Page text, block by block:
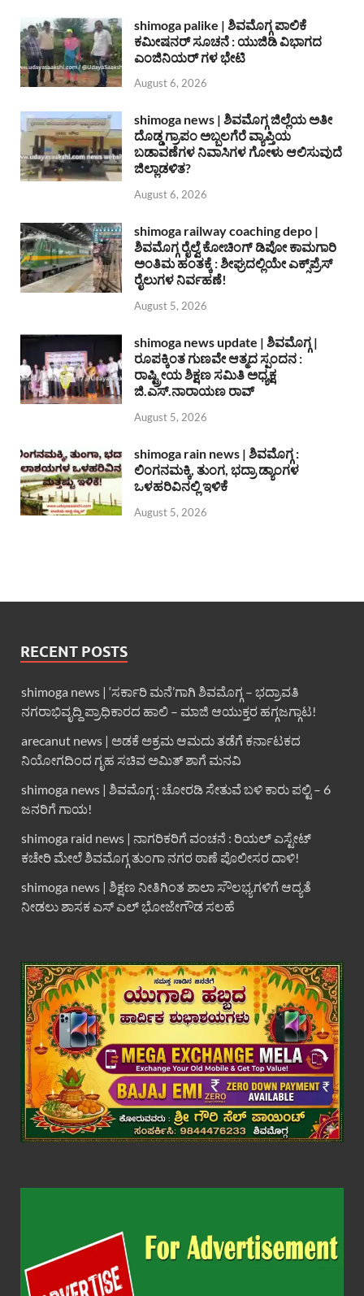
shimoga palike | ಶಿವಮೊಗ್ಗ ಪಾಲಿಕೆ
ಕಮೀಷನರ್ ಸೂಚನೆ : ಯುಜಿಡಿ ವಿಭಾಗದ
ಎಂಜಿನಿಯರ್ ಗಳ ಭೇಟಿ
August 6, 2026
shimoga news | ಶಿವಮೊಗ್ಗ ಜಿಲ್ಲೆಯ ಅತೀ
ದೊಡ್ಡ ಗ್ರಾಪಂ ಅಬ್ಬಲಗೆರೆ ವ್ಯಾಪ್ತಿಯ
ಬಡಾವಣೆಗಳ ನಿವಾಸಿಗಳ ಗೋಳು ಆಲಿಸುವುದೆ
ಜಿಲ್ಲಾಡಳಿತ?
August 6, 2026
shimoga railway coaching depo |
ಶಿವಮೊಗ್ಗ ರೈಲ್ವೆ ಕೋಚಿಂಗ್ ಡಿಪೋ ಕಾಮಗಾರಿ
ಅಂತಿಮ ಹಂತಕ್ಕೆ : ಶೀಘ್ರದಲ್ಲಿಯೇ ಎಕ್ಸ್‌ಪ್ರೆಸ್
ರೈಲುಗಳ ನಿರ್ವಹಣೆ!
August 5, 2026
shimoga news update | ಶಿವಮೊಗ್ಗ |
ರೂಪಕ್ಕಿಂತ ಗುಣವೇ ಆತ್ಮದ ಸ್ಪಂದನ :
ರಾಷ್ಟ್ರೀಯ ಶಿಕ್ಷಣ ಸಮಿತಿ ಅಧ್ಯಕ್ಷ
ಜಿ.ಎಸ್.ನಾರಾಯಣ ರಾವ್
August 5, 2026
shimoga rain news | ಶಿವಮೊಗ್ಗ :
ಲಿಂಗನಮಕ್ಕಿ, ತುಂಗ, ಭದ್ರಾ ಡ್ಯಾಂಗಳ
ಒಳಹರಿವಿನಲ್ಲಿ ಇಳಿಕೆ
August 5, 2026
RECENT POSTS
shimoga news | ‘ಸರ್ಕಾರಿ ಮನೆ’ಗಾಗಿ ಶಿವಮೊಗ್ಗ – ಭದ್ರಾವತಿ
ನಗರಾಭಿವೃದ್ದಿ ಪ್ರಾಧಿಕಾರದ ಹಾಲಿ – ಮಾಜಿ ಆಯುಕ್ತರ ಹಗ್ಗಜಗ್ಗಾಟ!
arecanut news | ಅಡಕೆ ಅಕ್ರಮ ಆಮದು ತಡೆಗೆ ಕರ್ನಾಟಕದ
ನಿಯೋಗದಿಂದ ಗೃಹ ಸಚಿವ ಅಮಿತ್ ಶಾಗೆ ಮನವಿ
shimoga news | ಶಿವಮೊಗ್ಗ : ಚೋರಡಿ ಸೇತುವೆ ಬಳಿ ಕಾರು ಪಲ್ಟಿ – 6
ಜನರಿಗೆ ಗಾಯ!
shimoga raid news | ನಾಗರಿಕರಿಗೆ ವಂಚನೆ : ರಿಯಲ್ ಎಸ್ಟೇಟ್
ಕಚೇರಿ ಮೇಲೆ ಶಿವಮೊಗ್ಗ ತುಂಗಾ ನಗರ ಠಾಣೆ ಪೊಲೀಸರ ದಾಳಿ!
shimoga news | ಶಿಕ್ಷಣ ನೀತಿಗಿಂತ ಶಾಲಾ ಸೌಲಭ್ಯಗಳಿಗೆ ಆದ್ಯತೆ
ನೀಡಲು ಶಾಸಕ ಎಸ್ ಎಲ್ ಭೋಜೇಗೌಡ ಸಲಹೆ